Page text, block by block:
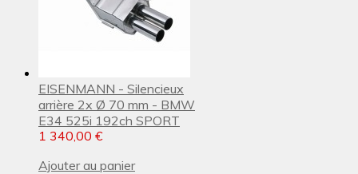
EISENMANN - Silencieux
arrière 2x Ø 70 mm - BMW
E34 525i 192ch SPORT
1 340,00 €
Ajouter au panier